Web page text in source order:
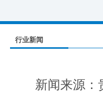
行业新闻
新闻来源